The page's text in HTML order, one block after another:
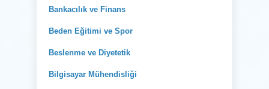
Bankacılık ve Finans
Beden Eğitimi ve Spor
Beslenme ve Diyetetik
Bilgisayar Mühendisliği